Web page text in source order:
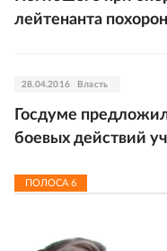
лейтенанта
28.04.2016 Власть
Госдуме
боевых действий
ПОЛОСА 6